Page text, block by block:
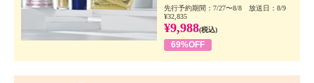
先行予約期間：7/27〜8/8 放送日：8/9
¥32,835
¥9,988(税込)
69%OFF